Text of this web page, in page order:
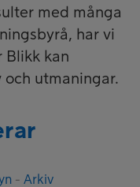
med många
har vi
Blikk kan
och utmaningar.
- Arkiv